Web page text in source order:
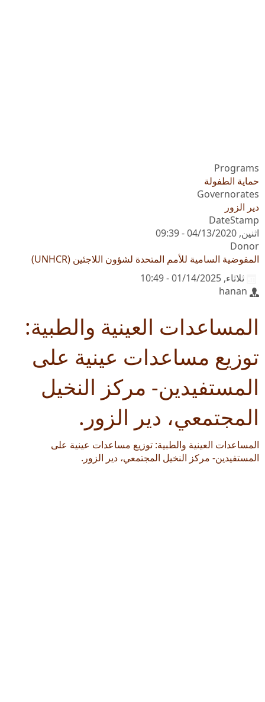
Programs
حماية الطفولة
Governorates
دير الزور
DateStamp
اثنين, 04/13/2020 - 09:39
Donor
المفوضية السامية للأمم المتحدة لشؤون اللاجئين (UNHCR)
ثلاثاء, 01/14/2025 - 10:49
hanan
المساعدات العينية والطبية:
توزيع مساعدات عينية على
المستفيدين- مركز النخيل
المجتمعي، دير الزور.
المساعدات العينية والطبية: توزيع مساعدات عينية على
المستفيدين- مركز النخيل المجتمعي، دير الزور.